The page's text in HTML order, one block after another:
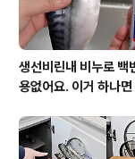
생선비린내 비누로 백
용없어요. 이거 하나